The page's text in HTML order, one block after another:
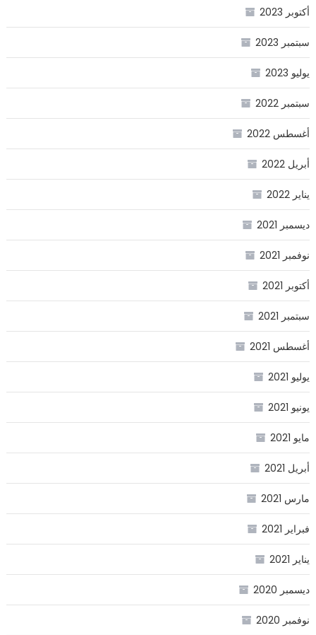
أكتوبر 2023
سبتمبر 2023
يوليو 2023
سبتمبر 2022
أغسطس 2022
أبريل 2022
يناير 2022
ديسمبر 2021
نوفمبر 2021
أكتوبر 2021
سبتمبر 2021
أغسطس 2021
يوليو 2021
يونيو 2021
مايو 2021
أبريل 2021
مارس 2021
فبراير 2021
يناير 2021
ديسمبر 2020
نوفمبر 2020